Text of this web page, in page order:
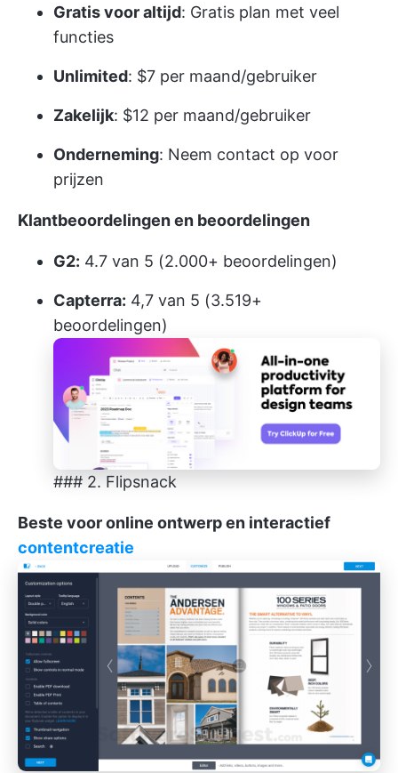
Gratis voor altijd: Gratis plan met veel
functies
Unlimited: $7 per maand/gebruiker
Zakelijk: $12 per maand/gebruiker
Onderneming: Neem contact op voor
prijzen
Klantbeoordelingen en beoordelingen
G2: 4.7 van 5 (2.000+ beoordelingen)
Capterra: 4,7 van 5 (3.519+
beoordelingen)
### 2. Flipsnack
Beste voor online ontwerp en interactief
contentcreatie